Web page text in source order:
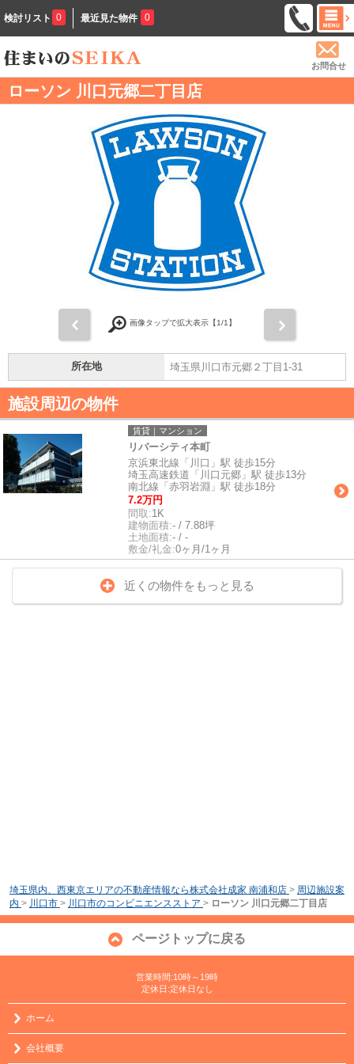
検討リスト 0 最近見た物件 0
お問合せ
ローソン 川口元郷二丁目店
画像タップで拡大表示【1/1】
所在地 埼玉県川口市元郷２丁目1-31
施設周辺の物件
賃貸｜マンション
リバーシティ本町
京浜東北線「川口」駅 徒歩15分
埼玉高速鉄道「川口元郷」駅 徒歩13分
南北線「赤羽岩淵」駅 徒歩18分
7.2万円
間取:1K
建物面積:- / 7.88坪
土地面積:- / -
敷金/礼金:0ヶ月/1ヶ月
近くの物件をもっと見る
埼玉県内、西東京エリアの不動産情報なら株式会社成家 南浦和店 > 周辺施設案
内 > 川口市 > 川口市のコンビニエンスストア > ローソン 川口元郷二丁目店
ページトップに戻る
営業時間:10時～19時
定休日:定休日なし
ホーム
会社概要